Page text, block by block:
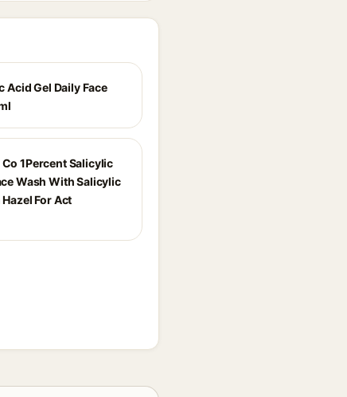
Acid Gel Daily Face
1Percent Salicylic
Wash With Salicylic
For Act